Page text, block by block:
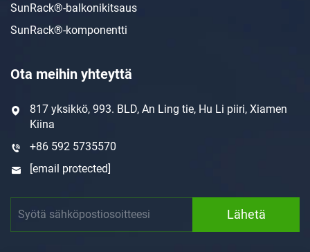
SunRack®-balkonikitsaus
SunRack®-komponentti
Ota meihin yhteyttä
817 yksikkö, 993. BLD, An Ling tie, Hu Li piiri, Xiamen
Kiina
+86 592 5735570
[email protected]
Lähetä